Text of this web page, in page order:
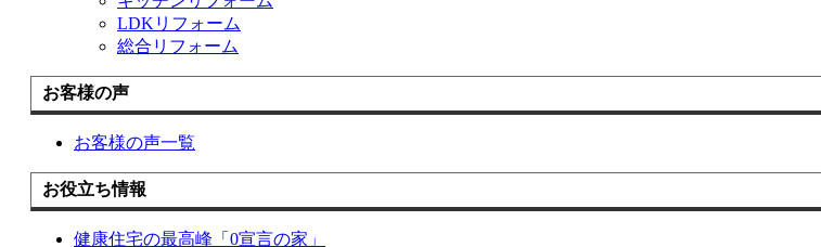
LDKリフォーム
総合リフォーム
お客様の声
お客様の声一覧
お役立ち情報
健康住宅の最高峰「0宣言の家」